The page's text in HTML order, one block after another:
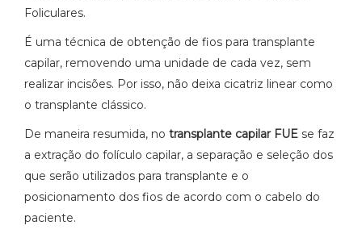
Foliculares.
É uma técnica de obtenção de fios para transplante
capilar, removendo uma unidade de cada vez, sem
realizar incisões. Por isso, não deixa cicatriz linear como
o transplante clássico.
De maneira resumida, no transplante capilar FUE se faz
a extração do folículo capilar, a separação e seleção dos
que serão utilizados para transplante e o
posicionamento dos fios de acordo com o cabelo do
paciente.